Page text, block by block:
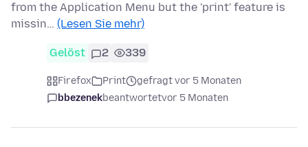
from the Application Menu but the 'print' feature is
missin… (Lesen Sie mehr)
Gelöst 2 339
Firefox Print
gefragt vor 5 Monaten
bbezenekbeantwortetvor 5 Monaten